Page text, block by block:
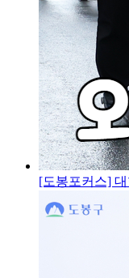
[도봉포커스]